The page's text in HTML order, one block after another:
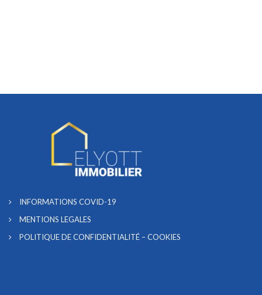
INFORMATIONS COVID-19
MENTIONS LEGALES
POLITIQUE DE CONFIDENTIALITÉ – COOKIES